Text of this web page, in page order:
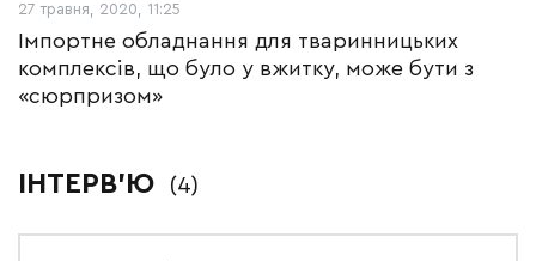
27 травня, 2020, 11:25
Імпортне обладнання для тваринницьких
комплексів, що було у вжитку, може бути з
«сюрпризом»
ІНТЕРВ'Ю (4)